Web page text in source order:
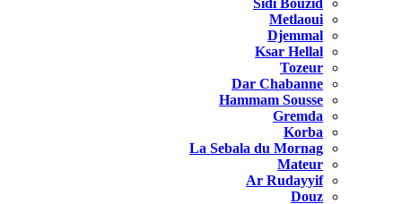
Sidi Bouzid
Metlaoui
Djemmal
Ksar Hellal
Tozeur
Dar Chabanne
Hammam Sousse
Gremda
Korba
La Sebala du Mornag
Mateur
Ar Rudayyif
Douz